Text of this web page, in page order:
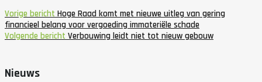
Vorige bericht Hoge Raad komt met nieuwe uitleg van gering
financieel belang voor vergoeding immateriële schade
Volgende bericht Verbouwing leidt niet tot nieuw gebouw
Nieuws